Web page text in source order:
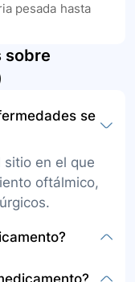
pesada hasta
sobre
se
sitio en el que
oftálmico,